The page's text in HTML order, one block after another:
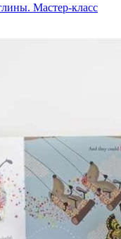
Мастер-класс